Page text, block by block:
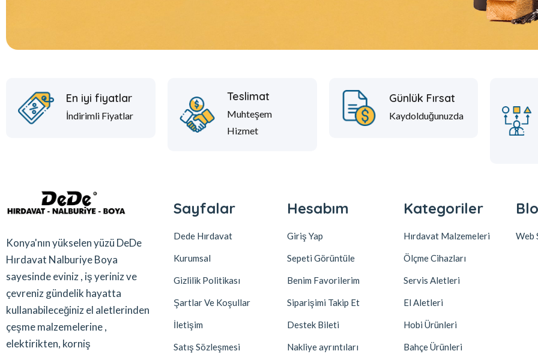
En iyi fiyatlar
İndirimli Fiyatlar
Teslimat
Muhteşem
Hizmet
Günlük Fırsat
Kaydolduğunuzda
Konya'nın yükselen yüzü DeDe
Hırdavat Nalburiye Boya
sayesinde eviniz , iş yeriniz ve
çevreniz gündelik hayatta
kullanabileceğiniz el aletlerinden
çeşme malzemelerine ,
elektirikten, korniş
Sayfalar
Dede Hırdavat
Kurumsal
Gizlilik Politikası
Şartlar Ve Koşullar
İletişim
Satış Sözleşmesi
Hesabım
Giriş Yap
Sepeti Görüntüle
Benim Favorilerim
Siparişimi Takip Et
Destek Bileti
Nakliye ayrıntıları
Kategoriler
Hırdavat Malzemeleri
Ölçme Cihazları
Servis Aletleri
El Aletleri
Hobi Ürünleri
Bahçe Ürünleri
Web